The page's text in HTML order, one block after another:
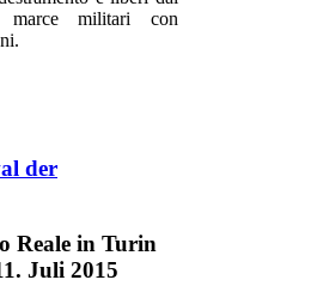
marce militari con
der
Reale in Turin
Juli 2015